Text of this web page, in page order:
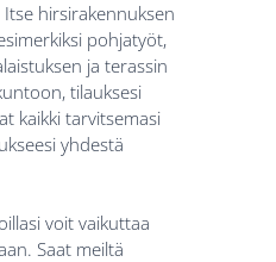
hirsirakennuksen
pohjatyöt,
ja terassin
tilauksesi
kaikki tarvitsemasi
yhdestä
voit vaikuttaa
Saat meiltä